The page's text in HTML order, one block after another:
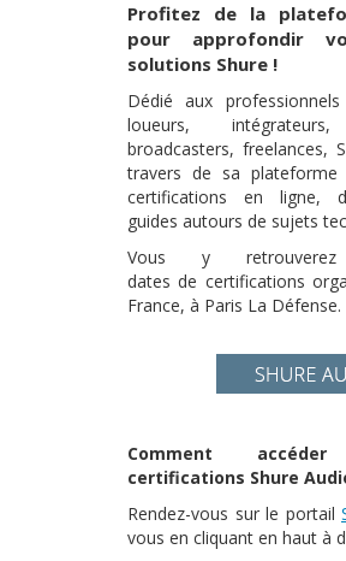
Profitez de la
pour approfondir
solutions Shure !
Dédié aux
loueurs,
broadcasters, freelances,
travers de sa
certifications en ligne,
guides autours de sujets
Vous y
dates de certifications
France, à Paris La Défense.
Comment
certifications Shure
Rendez-vous sur le portail
vous en cliquant en haut à